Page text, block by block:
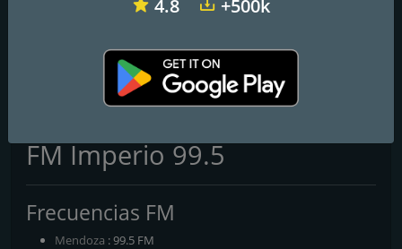
Radio de La Mujer R80
FM Imperio 99.5
Frecuencias FM
Mendoza : 99.5 FM
4.8 +500k